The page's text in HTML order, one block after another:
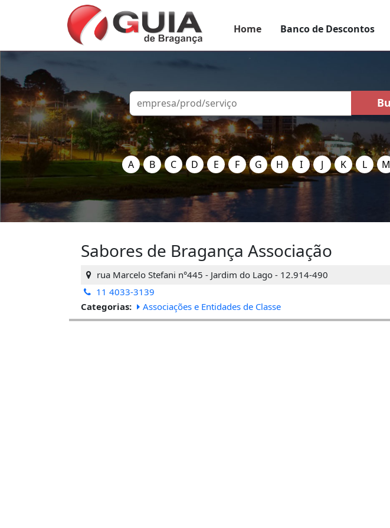
Home Banco de Descontos
A B C D E F G H I J K L M
Sabores de Bragança Associação
rua Marcelo Stefani n°445 - Jardim do Lago - 12.914-490
11 4033-3139
Categorias:
Associações e Entidades de Classe